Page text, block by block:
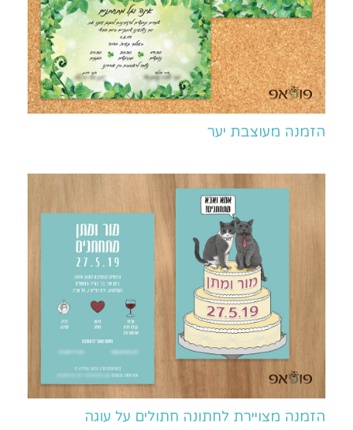
הזמנה מעוצבת יער
הזמנה מצויירת לחתונה חתולים על עוגה